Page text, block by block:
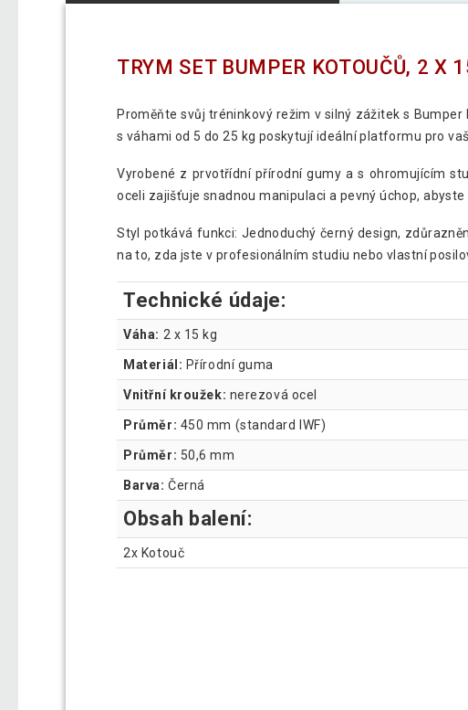
TRYM SET BUMPER KOTOUČŮ, 2 X
Proměňte svůj tréninkový režim v silný zážitek s
s váhami od 5 do 25 kg poskytují ideální platformu pro
Vyrobené z prvotřídní přírodní gumy a s ohromujícím
oceli zajišťuje snadnou manipulaci a pevný úchop,
Styl potkává funkci: Jednoduchý černý design,
na to, zda jste v profesionálním studiu nebo vlastní
Technické údaje:
Váha: 2 x 15 kg
Materiál: Přírodní guma
Vnitřní kroužek: nerezová ocel
Průměr: 450 mm (standard IWF)
Průměr: 50,6 mm
Barva: Černá
Obsah balení:
2x Kotouč